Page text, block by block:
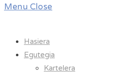
Menu Close
Hasiera
Egutegia
Kartelera